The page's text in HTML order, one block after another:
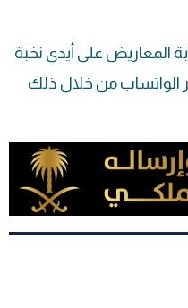
المعاريض على أيدي نخبة
الواتساب من خلال ذلك